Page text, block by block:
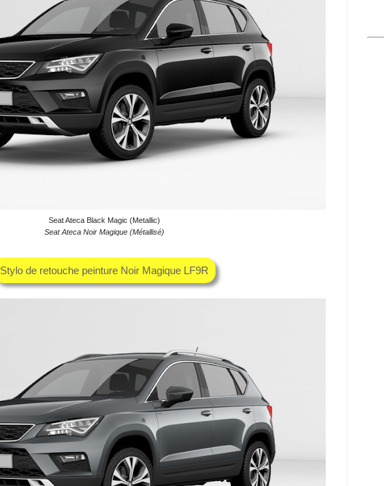
Seat Ateca Black Magic (Metallic)
Seat Ateca Noir Magique (Métallisé)
Stylo de retouche peinture Noir Magique LF9R